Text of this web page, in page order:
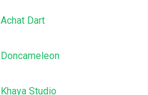
Achat Dart
Doncameleon
Khaya Studio